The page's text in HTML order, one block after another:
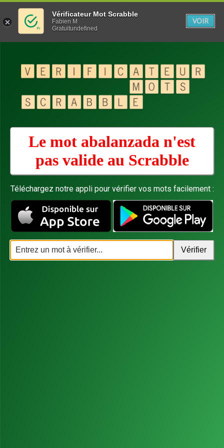
Le mot abalanzada n'est
pas valide au Scrabble
Téléchargez notre appli pour vérifier vos mots facilement :
Vérificateur Mot Scrabble
Fabien M
Gratuitundefined
VOIR